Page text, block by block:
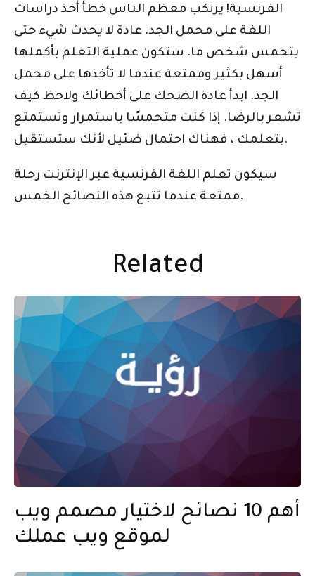
الفرنسية! يرتكب معظم الناس خطأ أخذ دراسات
اللغة على محمل الجد. عادة لا يحدث شيء حتى
يتحمس شخص ما. ستكون عملية التعلم بأكملها
أسهل بكثير وممتعة عندما لا تأخذها على محمل
الجد. ابدأ عادة الضحك على أخطائك ولاحظ كيف
تشعر بالرضا. إذا كنت متحمسًا باستمرار وتستمتع
بتعلمك ، فهناك احتمال ضئيل لأنك ستستقيل.
سيكون تعلم اللغة الفرنسية عبر الإنترنت رحلة
ممتعة عندما تتبع هذه النصائح الخمس.
Related
أهم 10 نصائح لاختيار مصمم ويب
لموقع ويب عملك